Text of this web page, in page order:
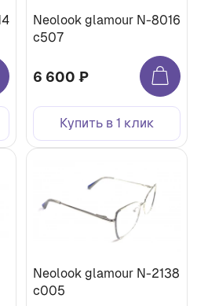
Neolook glamour N-8016
c507
6 600 ₽
Купить в 1 клик
Neolook glamour N-2138
c005